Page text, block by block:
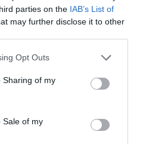
parties on the IAB’s List of
may further disclose it to other
Opt Outs
Sharing of my
Sale of my